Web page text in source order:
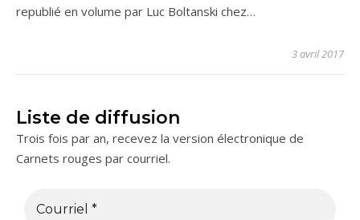
republié en volume par Luc Boltanski chez…
3 avril 2017
Liste de diffusion
Trois fois par an, recevez la version électronique de
Carnets rouges par courriel.